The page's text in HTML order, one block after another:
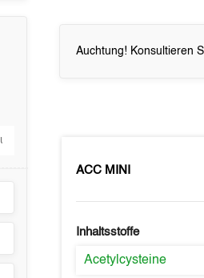
Auchtung! Konsultieren
ACC MINI
Inhaltsstoffe
Acetylcysteine